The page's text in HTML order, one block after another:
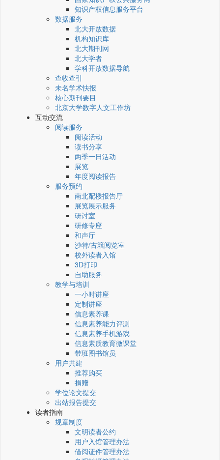
知识产权信息服务平台
数据服务
北大开放数据
机构知识库
北大期刊网
北大学者
学科开放数据导航
查收查引
未名学术快报
核心期刊要目
北京大学数字人文工作坊
互动交流
阅读服务
阅读活动
读书分享
两季一日活动
展览
年度阅读报告
服务预约
南北配楼报告厅
展览展示服务
研讨室
研修专座
和声厅
沙特/古籍阅览室
校外读者入馆
3D打印
自助服务
教学与培训
一小时讲座
定制讲座
信息素养课
信息素养能力评测
信息素养手机游戏
信息素质教育微课堂
带班图书馆员
用户共建
推荐购买
捐赠
学位论文提交
出站报告提交
读者指南
规章制度
文明读者公约
用户入馆管理办法
借阅证件管理办法